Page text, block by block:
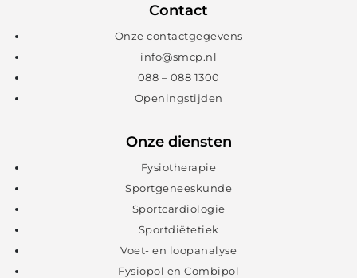
Contact
Onze contactgegevens
info@smcp.nl
088 – 088 1300
Openingstijden
Onze diensten
Fysiotherapie
Sportgeneeskunde
Sportcardiologie
Sportdiëtetiek
Voet- en loopanalyse
Fysiopol en Combipol